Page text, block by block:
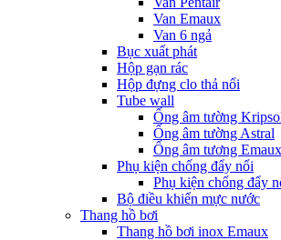
Van Emaux
Van 6 ngả
Bục xuất phát
Hộp gạn rác
Hộp đựng clo thả nổi
Tube wall
Ống âm tường
Ống âm tường Astral
Ống âm tương Emaux
Phụ kiện chống đẩy nổi
Phụ kiện chống đẩy
Bộ điều khiển mực nước
Thang hồ bơi
Thang hồ bơi inox Emaux